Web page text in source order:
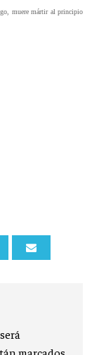
muere mártir al principio